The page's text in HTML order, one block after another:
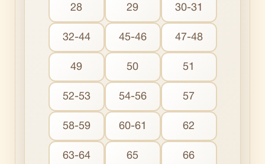
28 29 30-31
32-44 45-46 47-48
49 50 51
52-53 54-56 57
58-59 60-61 62
63-64 65 66